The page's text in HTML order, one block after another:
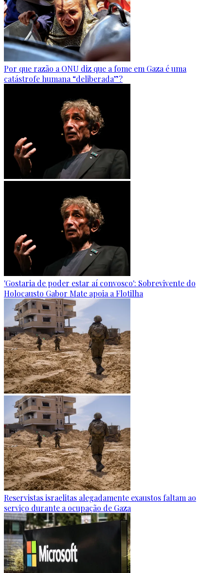
Por que razão a ONU diz que a fome em Gaza é uma
catástrofe humana “deliberada”?
'Gostaria de poder estar aí convosco': Sobrevivente do
Holocausto Gabor Mate apoia a Flotilha
Reservistas israelitas alegadamente exaustos faltam ao
serviço durante a ocupação de Gaza